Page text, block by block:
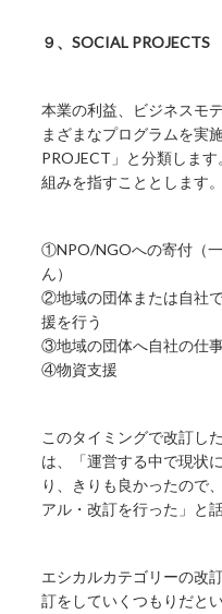
９、SOCIAL PROJECTS
本業の利益、ビジネスモ
まざまなプログラムを実
PROJECT」と分類しま
組みを指すこととします。
①NPO/NGOへの寄付（
ん）
②地域の団体または自社
援を行う
③地域の団体へ自社の仕
④物資支援
このタイミングで改訂し
は、「運営する中で現状
り、きりも良かったので
アル・改訂を行った」と話
エシカルカテゴリーの改
訂をしていくつもりだと